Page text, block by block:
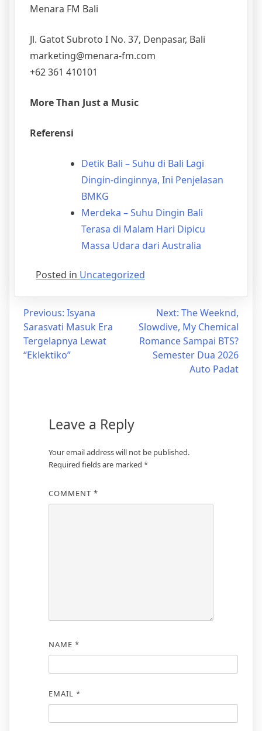
Menara FM Bali
Jl. Gatot Subroto I No. 37, Denpasar, Bali
marketing@menara-fm.com
+62 361 410101
More Than Just a Music
Referensi
Detik Bali – Suhu di Bali Lagi
Dingin-dinginnya, Ini Penjelasan
BMKG
Merdeka – Suhu Dingin Bali
Terasa di Malam Hari Dipicu
Massa Udara dari Australia
Posted in Uncategorized
Previous: Isyana
Sarasvati Masuk Era
Tergelapnya Lewat
“Eklektiko”
Next: The Weeknd,
Slowdive, My Chemical
Romance Sampai BTS?
Semester Dua 2026
Auto Padat
Leave a Reply
Your email address will not be published.
Required fields are marked *
COMMENT *
NAME *
EMAIL *